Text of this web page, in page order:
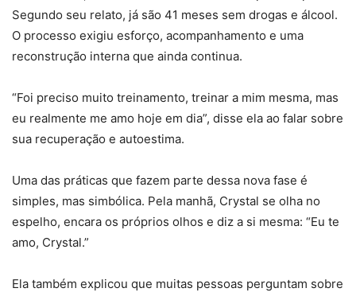
Segundo seu relato, já são 41 meses sem drogas e álcool.
O processo exigiu esforço, acompanhamento e uma
reconstrução interna que ainda continua.
“Foi preciso muito treinamento, treinar a mim mesma, mas
eu realmente me amo hoje em dia”, disse ela ao falar sobre
sua recuperação e autoestima.
Uma das práticas que fazem parte dessa nova fase é
simples, mas simbólica. Pela manhã, Crystal se olha no
espelho, encara os próprios olhos e diz a si mesma: “Eu te
amo, Crystal.”
Ela também explicou que muitas pessoas perguntam sobre